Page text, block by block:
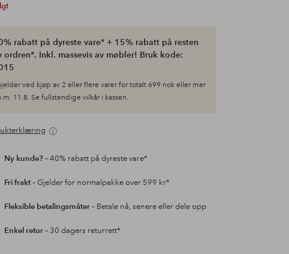
rabatt på dyreste vare* + 15% rabatt på resten
ordren*. Inkl. massevis av møbler! Bruk kode:
ved kjøp av 2 eller flere varer for totalt 699 nok eller mer
11.8. Se fullstendige vilkår i kassen.
Ny kunde?– 40% rabatt på dyreste vare*
Fri frakt– Gjelder for normalpakke over 599 kr*
Fleksible betalingsmåter– Betale nå, senere eller dele opp
Enkel retur– 30 dagers returrett*